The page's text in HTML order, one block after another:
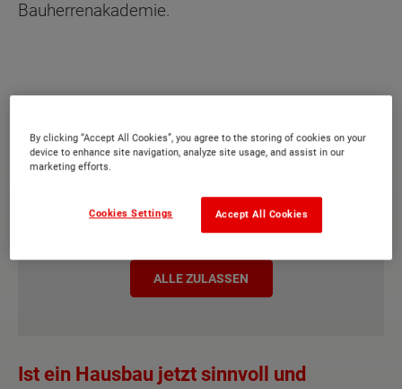
Bauherrenakademie.
Für die Anzeige dieses Videos ist eine Zustimmung für
das Nachladen externer Ressourcen von folgenden
EINSTELLUNGEN
ALLE ZULASSEN
Ist ein Hausbau jetzt sinnvoll und
By clicking “Accept All Cookies”, you agree to the storing of cookies on your
device to enhance site navigation, analyze site usage, and assist in our
marketing efforts.
Accept All Cookies
Cookies Settings